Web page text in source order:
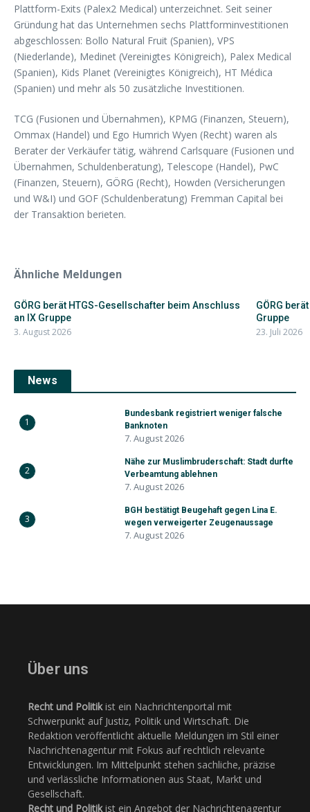
Plattform-Exits (Palex2 Medical) unterzeichnet. Seit seiner
Gründung hat das Unternehmen sechs Plattforminvestitionen
abgeschlossen: Bollo Natural Fruit (Spanien), VPS
(Niederlande), Medinet (Vereinigtes Königreich), Palex Medical
(Spanien), Kids Planet (Vereinigtes Königreich), HT Médica
(Spanien) und mehr als 50 zusätzliche Investitionen.
TCG (Fusionen und Übernahmen), KPMG (Finanzen, Steuern),
Ommax (Handel) und Ego Humrich Wyen (Recht) waren als
Berater der Verkäufer tätig, während Carlsquare (Fusionen und
Übernahmen, Schuldenberatung), Telescope (Handel), PwC
(Finanzen, Steuern), GÖRG (Recht), Howden (Versicherungen
und W&I) und GOF (Schuldenberatung) Fremman Capital bei
der Transaktion berieten.
Ähnliche Meldungen
GÖRG berät HTGS-Gesellschafter beim Anschluss
an IX Gruppe
3. August 2026
GÖRG
Gruppe
23. Juli 2026
News
1
Bundesbank registriert weniger falsche
Banknoten
7. August 2026
2
Nähe zur Muslimbruderschaft: Stadt durfte
Verbeamtung ablehnen
7. August 2026
3
BGH bestätigt Beugehaft gegen Lina E.
wegen verweigerter Zeugenaussage
7. August 2026
Über uns
Recht und Politikist ein Nachrichtenportal mit
Schwerpunkt auf Justiz, Politik und Wirtschaft. Die
Redaktion veröffentlicht aktuelle Meldungen im Stil einer
Nachrichtenagentur mit Fokus auf rechtlich relevante
Entwicklungen. Im Mittelpunkt stehen sachliche, präzise
und verlässliche Informationen aus Staat, Markt und
Gesellschaft.
Recht und Politikist ein Angebot der Nachrichtenagentur